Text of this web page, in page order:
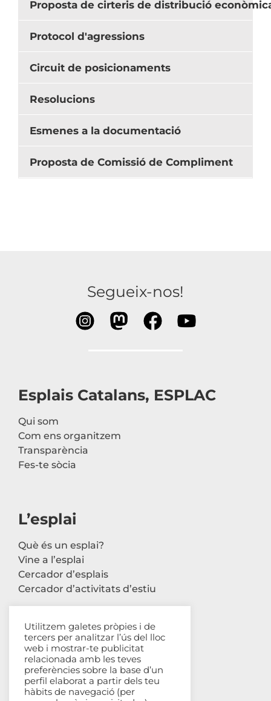
Proposta de cirteris de distribució
Protocol d'agressions
Circuit de posicionaments
Resolucions
Esmenes a la documentació
Proposta de Comissió de Compliment
Segueix-nos!
Esplais Catalans, ESPLAC
Qui som
Com ens organitzem
Transparència
Fes-te sòcia
L’esplai
Què és un esplai?
Vine a l’esplai
Cercador d’esplais
Cercador d’activitats d’estiu
Contacte
Carrer Avinyó, 44 2n
08002 Barcelona
93 302 61 03
Utilitzem galetes pròpies i de
tercers per analitzar l’ús del lloc
web i mostrar-te publicitat
relacionada amb les teves
preferències sobre la base d’un
perfil elaborat a partir dels teu
hàbits de navegació (per